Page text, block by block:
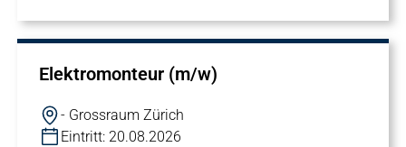
Elektromonteur (m/w)
- Grossraum Zürich
Eintritt: 20.08.2026